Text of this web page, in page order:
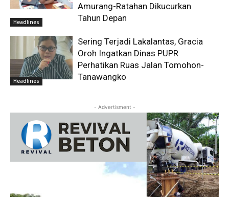
Headlines
Amurang-Ratahan Dikucurkan
Tahun Depan
Headlines
Sering Terjadi Lakalantas, Gracia
Oroh Ingatkan Dinas PUPR
Perhatikan Ruas Jalan Tomohon-
Tanawangko
- Advertisment -